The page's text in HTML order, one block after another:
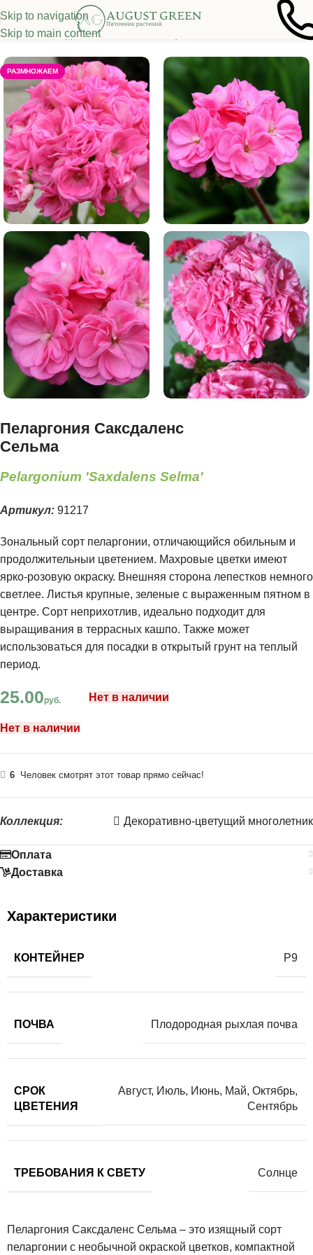
Skip to navigation
Skip to main content
Главная/Кадочные, комнатные цветы
РАЗМНОЖАЕМ
Пеларгония Саксдаленс
Сельма
Pelargonium 'Saxdalens Selma'
Артикул: 91217
Зональный сорт пеларгонии, отличающийся обильным и
продолжительныи цветением. Махровые цветки имеют
ярко-розовую окраску. Внешняя сторона лепестков немного
светлее. Листья крупные, зеленые с выраженным пятном в
центре. Сорт неприхотлив, идеально подходит для
выращивания в террасных кашпо. Также может
использоваться для посадки в открытый грунт на теплый
период.
25.00руб. Нет в наличии
Нет в наличии
6 Человек смотрят этот товар прямо сейчас!
Коллекция: Декоративно-цветущий многолетник
Оплата
Доставка
Характеристики
КОНТЕЙНЕР Р9
ПОЧВА Плодородная рыхлая почва
СРОК
ЦВЕТЕНИЯ
Август, Июль, Июнь, Май, Октябрь,
Сентябрь
ТРЕБОВАНИЯ К СВЕТУ Солнце
Пеларгония Саксдаленс Сельма – это изящный сорт
пеларгонии с необычной окраской цветков, компактной